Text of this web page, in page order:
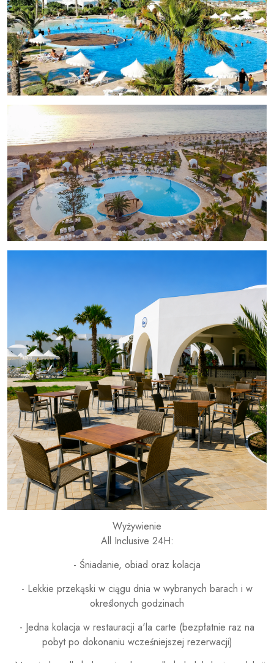
Wyżywienie
All Inclusive 24H:
- Śniadanie, obiad oraz kolacja
- Lekkie przekąski w ciągu dnia w wybranych barach i w
określonych godzinach
- Jedna kolacja w restauracji a'la carte (bezpłatnie raz na
pobyt po dokonaniu wcześniejszej rezerwacji)